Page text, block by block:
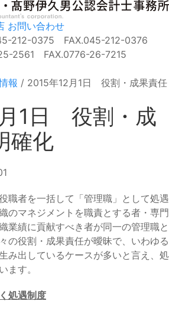
お問い合わせ
212-0375 FAX.045-212-0376
2561 FAX.0776-26-7215
報 / 2015年12月1日 役割・成果責任
1日 役割・成
確化
職者を一括して「管理職」として処遇
のマネジメントを職責とする者・専門
業績に貢献すべき者が同一の管理職と
の役割・成果責任が曖昧で、いわゆる
み出しているケースが多いと言え、処
ます。
処遇制度